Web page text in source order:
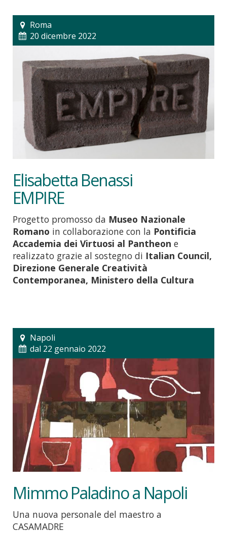
Roma
20 dicembre 2022
Elisabetta Benassi
EMPIRE
Progetto promosso da Museo Nazionale
Romano in collaborazione con la Pontificia
Accademia dei Virtuosi al Pantheon e
realizzato grazie al sostegno di Italian Council,
Direzione Generale Creatività
Contemporanea, Ministero della Cultura
Napoli
dal 22 gennaio 2022
Mimmo Paladino a Napoli
Una nuova personale del maestro a
CASAMADRE